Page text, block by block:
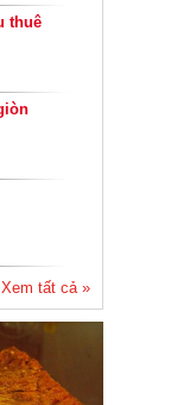
thuê
Xem tất cả »